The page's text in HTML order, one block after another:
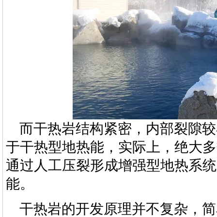
而干热岩结构紧密，内部裂隙
于干热型地热能，实际上，绝大
通过人工压裂形成增强型地热系
能。
干热岩的开发原理并不复杂，